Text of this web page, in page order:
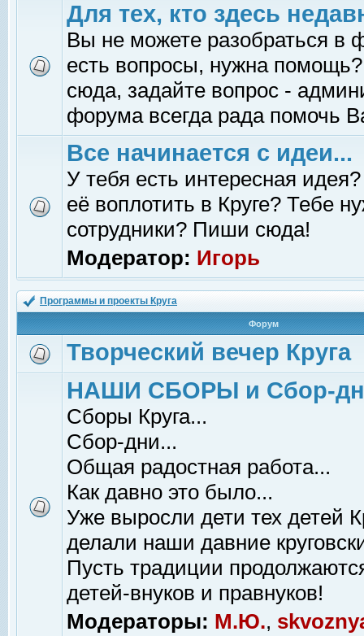
Для тех, кто здесь
Вы не можете разобраться в
есть вопросы, нужна помощь?
сюда, задайте вопрос -
форума всегда рада помочь
Все начинается с идеи...
У тебя есть интересная
её воплотить в Круге? Тебе
сотрудники? Пиши сюда!
Модератор: Игорь
Программы и проекты Круга
Форум
Творческий вечер Круга
НАШИ СБОРЫ и Сбор-
Сборы Круга...
Сбор-дни...
Общая радостная работа...
Как давно это было...
Уже выросли дети тех детей
делали наши давние
Пусть традиции
детей-внуков и правнуков!
Модераторы: М.Ю.,